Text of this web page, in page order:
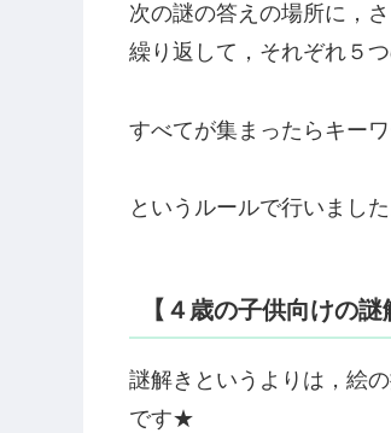
次の謎の答えの場所に，
繰り返して，それぞれ５
すべてが集まったらキー
というルールで行いました
【４歳の子供向けの
謎解きというよりは，絵
です★